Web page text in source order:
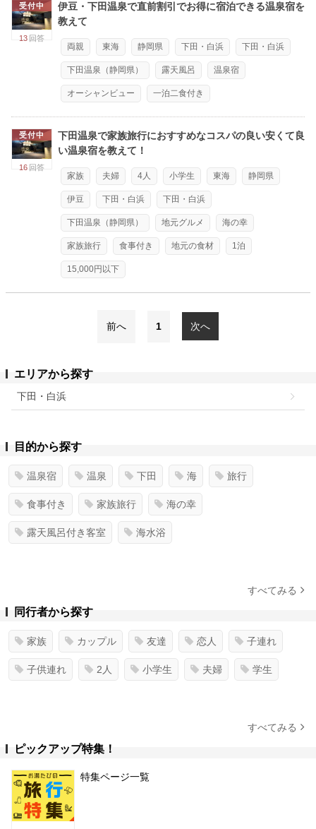
受付中
13 回答
伊豆・下田温泉で直前割引でお得に宿泊できる温泉宿を
教えて
両親 東海 静岡県 下田・白浜 下田・白浜
下田温泉（静岡県） 露天風呂 温泉宿
オーシャンビュー 一泊二食付き
受付中
16 回答
下田温泉で家族旅行におすすめなコスパの良い安くて良
い温泉宿を教えて！
家族 夫婦 4人 小学生 東海 静岡県
伊豆 下田・白浜 下田・白浜
下田温泉（静岡県） 地元グルメ 海の幸
家族旅行 食事付き 地元の食材 1泊
15,000円以下
前へ 1 次へ
エリアから探す
下田・白浜
目的から探す
温泉宿 温泉 下田 海 旅行
食事付き 家族旅行 海の幸
露天風呂付き客室 海水浴
すべてみる
同行者から探す
家族 カップル 友達 恋人 子連れ
子供連れ 2人 小学生 夫婦 学生
すべてみる
ピックアップ特集！
特集ページ一覧